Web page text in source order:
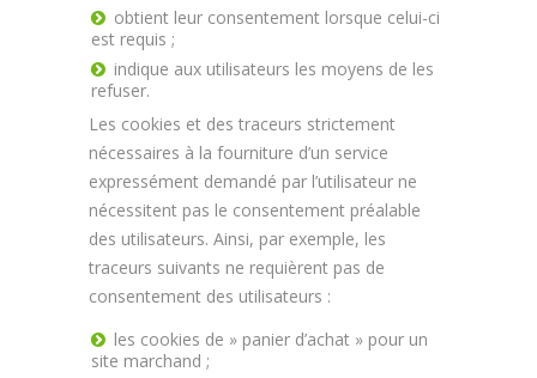
obtient leur consentement lorsque celui-ci
est requis ;
indique aux utilisateurs les moyens de les
refuser.
Les cookies et des traceurs strictement
nécessaires à la fourniture d’un service
expressément demandé par l’utilisateur ne
nécessitent pas le consentement préalable
des utilisateurs. Ainsi, par exemple, les
traceurs suivants ne requièrent pas de
consentement des utilisateurs :
les cookies de » panier d’achat » pour un
site marchand ;